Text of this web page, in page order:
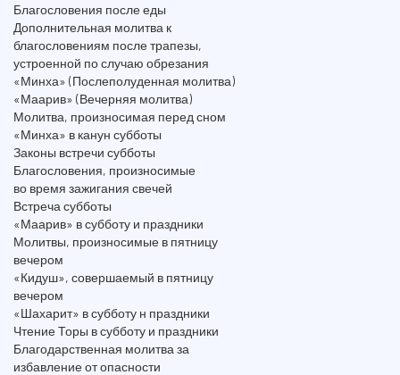
Благословения после еды
Дополнительная молитва к
благословениям после трапезы,
устроенной по случаю обрезания
«Минха» (Послеполуденная молитва)
«Маарив» (Вечерняя молитва)
Молитва, произносимая перед сном
«Минха» в канун субботы
Законы встречи субботы
Благословения, произносимые
во время зажигания свечей
Встреча субботы
«Маарив» в субботу и праздники
Молитвы, произносимые в пятницу
вечером
«Кидуш», совершаемый в пятницу
вечером
«Шахарит» в субботу н праздники
Чтение Торы в субботу и праздники
Благодарственная молитва за
избавление от опасности